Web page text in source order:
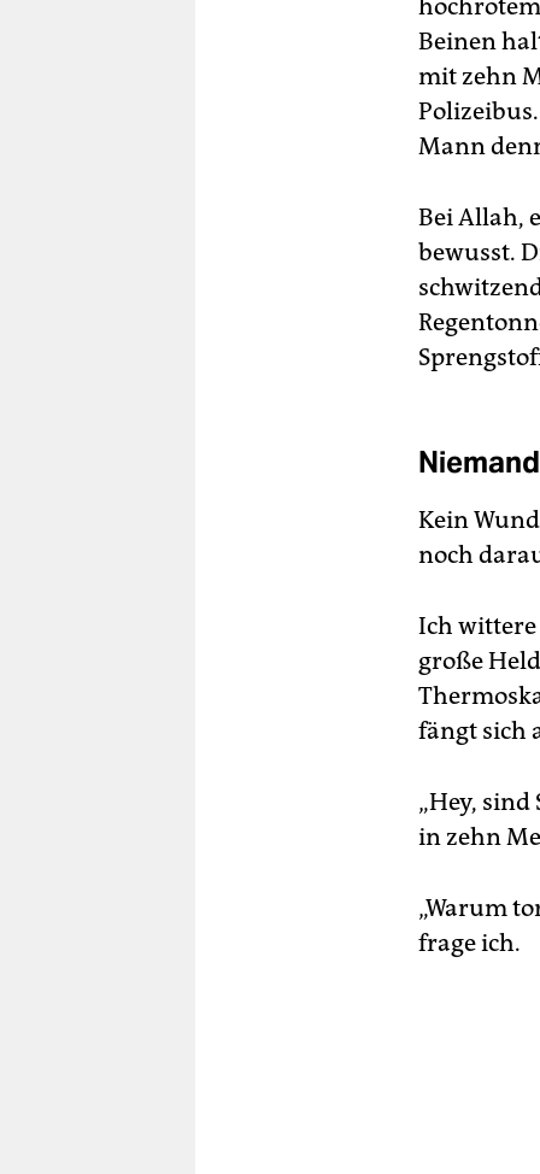
Beinen
mit zehn
Mann
Bei Allah,
bewusst.
Kein
noch
Ich wittere
große
fängt sich
„Hey,
in zehn
„Warum
frage ich.